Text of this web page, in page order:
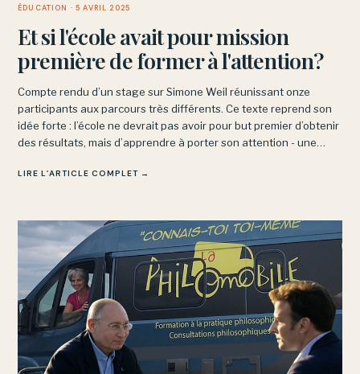
ÉDUCATION · 5 AVRIL 2025
Et si l'école avait pour mission
première de former à l'attention?
Compte rendu d’un stage sur Simone Weil réunissant onze
participants aux parcours très différents. Ce texte reprend son
idée forte : l’école ne devrait pas avoir pour but premier d’obtenir
des résultats, mais d’apprendre à porter son attention - une
LIRE L’ARTICLE COMPLET →